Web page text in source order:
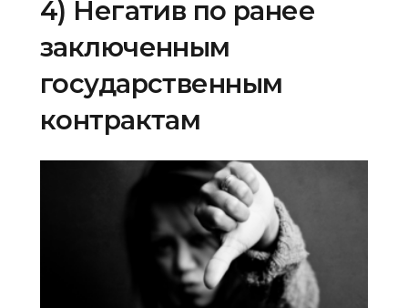
4) Негатив по ранее
заключенным
государственным
контрактам